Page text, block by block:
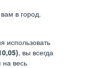
в город.
использовать
, вы всегда
на весь